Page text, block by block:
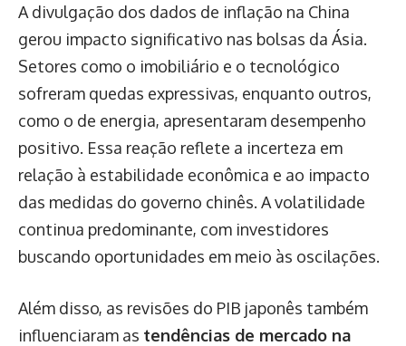
A divulgação dos dados de inflação na China
gerou impacto significativo nas bolsas da Ásia.
Setores como o imobiliário e o tecnológico
sofreram quedas expressivas, enquanto outros,
como o de energia, apresentaram desempenho
positivo. Essa reação reflete a incerteza em
relação à estabilidade econômica e ao impacto
das medidas do governo chinês. A volatilidade
continua predominante, com investidores
buscando oportunidades em meio às oscilações.
Além disso, as revisões do PIB japonês também
influenciaram as tendências de mercado na